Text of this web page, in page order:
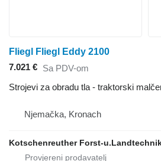
Fliegl Fliegl Eddy 2100
7.021 € Sa PDV-om
Strojevi za obradu tla - traktorski
Njemačka, Kronach
Kotschenreuther Forst-